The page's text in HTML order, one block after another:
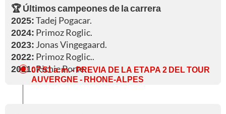
🏆 Últimos campeones de la carrera
2025:Tadej Pogacar.
2024: Primoz Roglic.
2023:Jonas Vingegaard.
2022: Primoz Roglic..
2021:Richie Porte.
07:51 a. m.- PREVIA DE LA ETAPA 2 DEL TOUR
AUVERGNE - RHONE-ALPES